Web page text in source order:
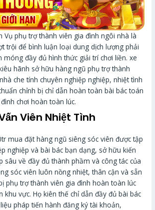
Vụ phụ trợ thành viên gia đình ngôi nhà là
trội để bình luận loại dung dịch lượng phải
móng đầy đủ hình thức giải trí chơi liền. xe
hãnh sở hữu hàng ngũ phụ trợ thành
che tính chuyên nghiệp nghiệp, nhiệt tình
chỉnh bị chỉ dẫn hoàn toàn bài bác toán
chơi hoàn toàn lúc.
Viên Nhiệt Tình
mua đặt hàng ngũ siêng sóc viên được tập
nghiệp và bài bác bạn dạng, sở hữu kiến
sâu về đầy đủ thành phầm và công tác của
sóc viên luôn nồng nhiệt, thân cận và sẵn
phụ trợ thành viên gia đình hoàn toàn lúc
vực. Họ kiên thế chỉ dẫn đầy đủ bài bác
pháp tiến hành đăng ký tài khoản,